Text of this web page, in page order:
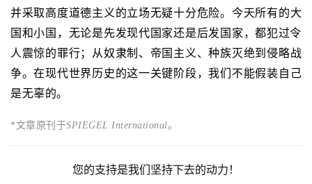
并采取高度道德主义的立场无疑十分危险。 今天所有的大
国和小国，无论是先发现代国家还是后发国家，都犯过令
人震惊的罪行；
从奴隶制、帝国主义、种族灭绝到侵略战
争。在现代世界历史的这一关键阶段，我们不能假装自己
是无辜的。
*文章原刊于SPIEGEL International。
您的支持是我们坚持下去的动力！